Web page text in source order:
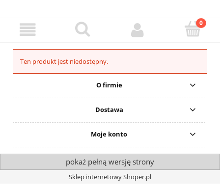
Ten produkt jest niedostępny.
O firmie
Dostawa
Moje konto
pokaż pełną wersję strony
Sklep internetowy Shoper.pl